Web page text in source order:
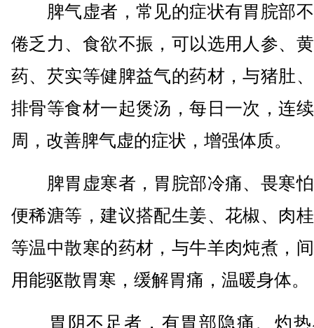
脾气虚者，常见的症状有胃脘部
倦乏力、食欲不振，可以选用人参、
药、芡实等健脾益气的药材，与猪肚
排骨等食材一起煲汤，每日一次，连
周，改善脾气虚的症状，增强体质。
脾胃虚寒者，胃脘部冷痛、畏寒
便稀溏等，建议搭配生姜、花椒、肉
等温中散寒的药材，与牛羊肉炖煮，
用能驱散胃寒，缓解胃痛，温暖身体。
胃阴不足者，有胃部隐痛、灼热